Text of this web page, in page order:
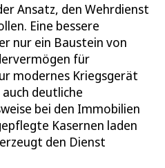
Ansatz, den Wehrdienst
Eine bessere
nur ein Baustein von
für
modernes Kriegsgerät
deutliche
bei den Immobilien
Kasernen laden
den Dienst